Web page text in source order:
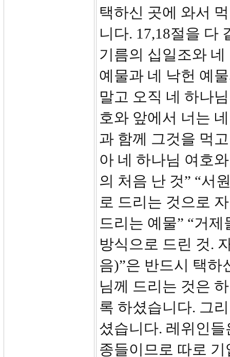
택하신 곳에 와서
니다. 17,18절을 다
기름의 십일조와
예물과 네 낙헌 예
말고 오직 네 하나
호와 앞에서 너는
과 함께 그것을 먹
아 네 하나님 여호
의 처음 난 것” “서
로 드리는 것으로
드리는 예물” “거
방식으로 드린 것.
음)”은 반드시 택하
님께 드리는 것은
록 하셨습니다. 그
셨습니다. 레위인
종들이므로 따로